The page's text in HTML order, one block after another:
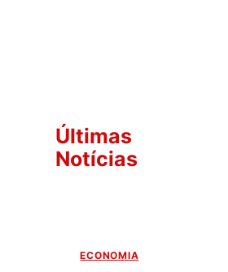
Últimas
Notícias
ECONOMIA